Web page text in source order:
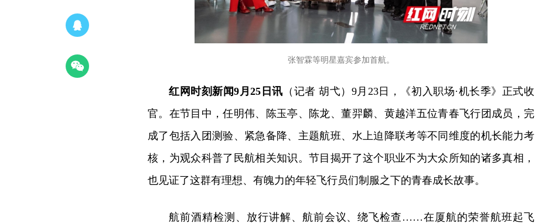
张智霖等明星嘉宾参加首航。
红网时刻新闻9月25日讯 （记者 胡弋）9月23日，《初入职场·机长季》正式收
官。在节目中，任明伟、陈玉亭、陈龙、董羿麟、黄越洋五位青春飞行团成员，完
成了包括入团测验、紧急备降、主题航班、水上迫降联考等不同维度的机长能力考
核，为观众科普了民航相关知识。节目揭开了这个职业不为大众所知的诸多真相，
也见证了这群有理想、有魄力的年轻飞行员们制服之下的青春成长故事。
航前酒精检测、放行讲解、航前会议、绕飞检查……在厦航的荣誉航班起飞